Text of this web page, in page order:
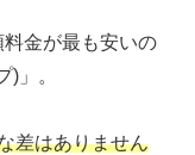
金が最も安いの
」。
差はありません